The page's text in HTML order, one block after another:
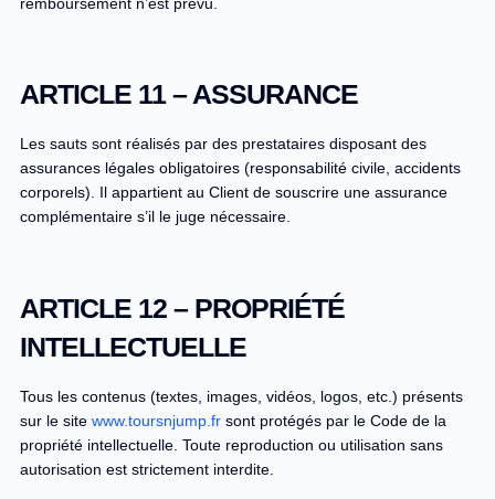
ARTICLE 11 – ASSURANCE
Les sauts sont réalisés par des prestataires disposant des
assurances légales obligatoires (responsabilité civile, accidents
corporels). Il appartient au Client de souscrire une assurance
complémentaire s’il le juge nécessaire.
ARTICLE 12 – PROPRIÉTÉ
INTELLECTUELLE
Tous les contenus (textes, images, vidéos, logos, etc.) présents
sur le site www.toursnjump.frsont protégés par le Code de la
propriété intellectuelle. Toute reproduction ou utilisation sans
autorisation est strictement interdite.